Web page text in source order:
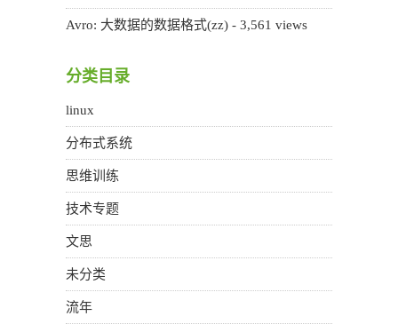
Avro: 大数据的数据格式(zz) - 3,561 views
分类目录
linux
分布式系统
思维训练
技术专题
文思
未分类
流年